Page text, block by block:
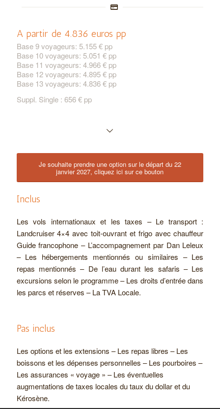
A partir de 4.836 euros pp
Base 9 voyageurs: 5.155 € pp
Base 10 voyageurs: 5.051 € pp
Base 11 voyageurs: 4.966 € pp
Base 12 voyageurs: 4.895 € pp
Base 13 voyageurs: 4.836 € pp
Suppl. Single : 656 € pp
Je souhaite prendre une option sur le départ du 22
janvier 2027, cliquez ici sur ce bouton
Inclus
Les vols internationaux et les taxes – Le transport :
Landcruiser 4×4 avec toit-ouvrant et frigo avec chauffeur
Guide francophone – L’accompagnement par Dan Leleux
– Les hébergements mentionnés ou similaires – Les
repas mentionnés – De l’eau durant les safaris – Les
excursions selon le programme – Les droits d’entrée dans
les parcs et réserves – La TVA Locale.
Pas inclus
Les options et les extensions – Les repas libres – Les
boissons et les dépenses personnelles – Les pourboires –
Les assurances « voyage » – Les éventuelles
augmentations de taxes locales du taux du dollar et du
Kérosène.